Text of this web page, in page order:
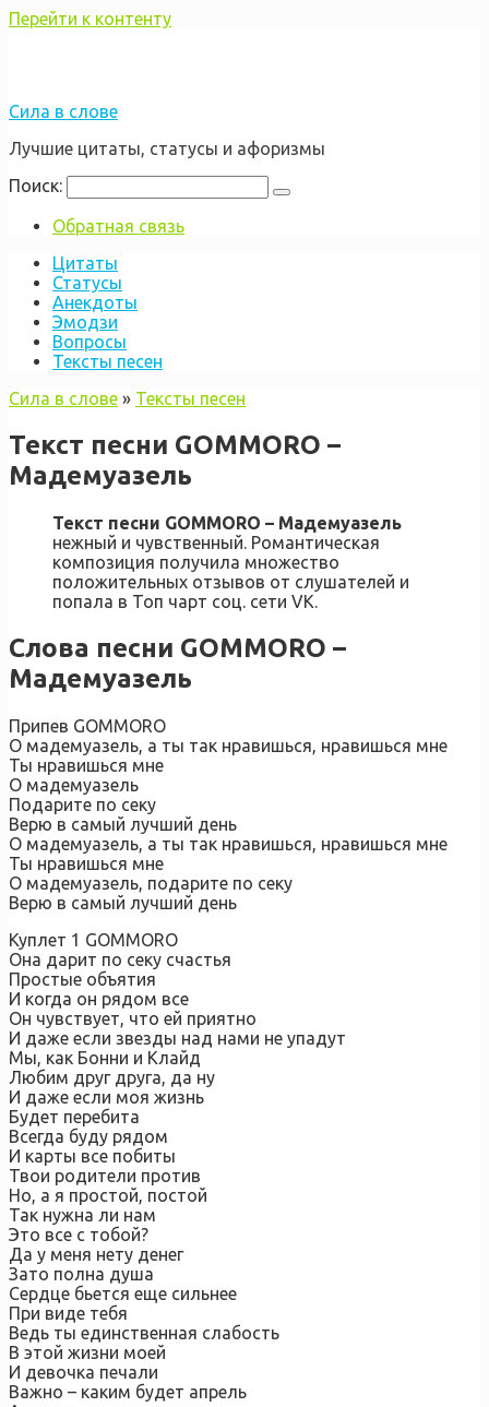
Перейти к контенту
Сила в слове
Лучшие цитаты, статусы и афоризмы
Поиск:
Обратная связь
Цитаты
Статусы
Анекдоты
Эмодзи
Вопросы
Тексты песен
Сила в слове » Тексты песен
Текст песни GOMMORO –
Мадемуазель
Текст песни GOMMORO – Мадемуазель
нежный и чувственный. Романтическая
композиция получила множество
положительных отзывов от слушателей и
попала в Топ чарт соц. сети VK.
Слова песни GOMMORO –
Мадемуазель
Припев GOMMORO
О мадемуазель, а ты так нравишься, нравишься мне
Ты нравишься мне
О мадемуазель
Подарите по секу
Верю в самый лучший день
О мадемуазель, а ты так нравишься, нравишься мне
Ты нравишься мне
О мадемуазель, подарите по секу
Верю в самый лучший день
Куплет 1 GOMMORO
Она дарит по секу счастья
Простые объятия
И когда он рядом все
Он чувствует, что ей приятно
И даже если звезды над нами не упадут
Мы, как Бонни и Клайд
Любим друг друга, да ну
И даже если моя жизнь
Будет перебита
Всегда буду рядом
И карты все побиты
Твои родители против
Но, а я простой, постой
Так нужна ли нам
Это все с тобой?
Да у меня нету денег
Зато полна душа
Сердце бьется еще сильнее
При виде тебя
Ведь ты единственная слабость
В этой жизни моей
И девочка печали
Важно – каким будет апрель